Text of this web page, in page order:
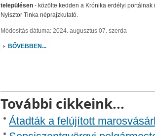
településen- közölte kedden a Krónika erdélyi portálnak
Nyisztor Tinka néprajzkutató.
Módosítás dátuma: 2024. augusztus 07. szerda
BŐVEBBEN...
További cikkeink...
Átadták a felújított